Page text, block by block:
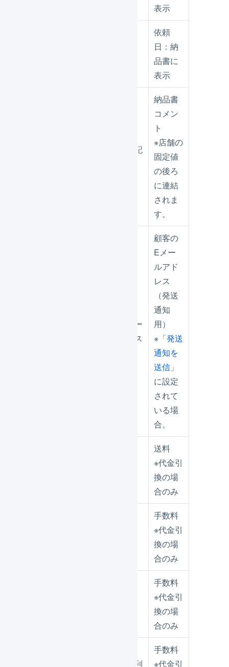
表示
依頼
日：納
品書に
表示
納品書特記
納品書
コメン
ト
※店舗の
固定値
の後ろ
に連結
されま
す。
購入者メー
ルアドレス
顧客の
Eメー
ルアド
レス
（発送
通知
用）
※「発送
通知を
送信」
に設定
されて
いる場
合。
送料
※代金引
換の場
合のみ
手数料
※代金引
換の場
合のみ
手数料
※代金引
換の場
合のみ
ポイント利
手数料
※代金引